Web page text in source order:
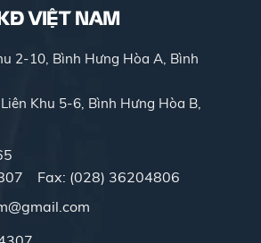
VIỆT NAM
2-10, Bình Hưng Hòa A, Bình
Khu 5-6, Bình Hưng Hòa B,
Fax: (028) 36204806